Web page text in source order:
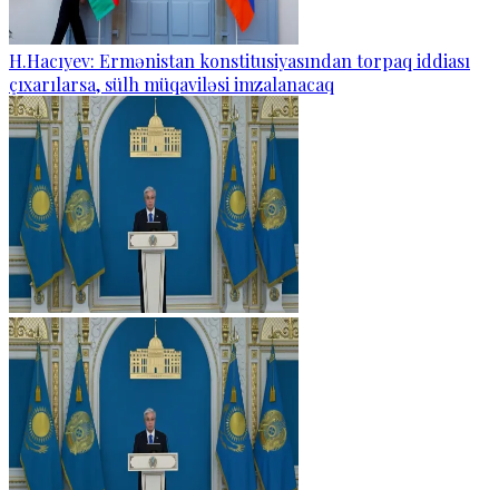
H.Hacıyev: Ermənistan konstitusiyasından torpaq iddiası
çıxarılarsa, sülh müqaviləsi imzalanacaq